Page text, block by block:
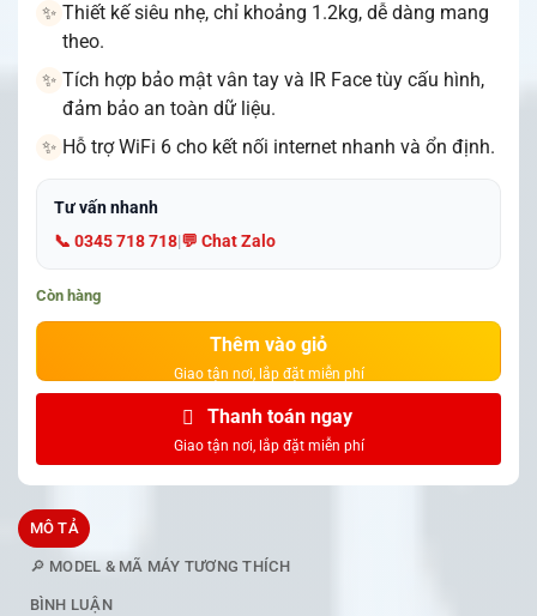
✨ Thiết kế siêu nhẹ, chỉ khoảng 1.2kg, dễ dàng mang
theo.
✨ Tích hợp bảo mật vân tay và IR Face tùy cấu hình,
đảm bảo an toàn dữ liệu.
✨ Hỗ trợ WiFi 6 cho kết nối internet nhanh và ổn định.
Tư vấn nhanh
📞 0345 718 718|💬 Chat Zalo
Còn hàng
Thêm vào giỏ
Thanh toán ngay
MÔ TẢ
🔎 MODEL & MÃ MÁY TƯƠNG THÍCH
BÌNH LUẬN